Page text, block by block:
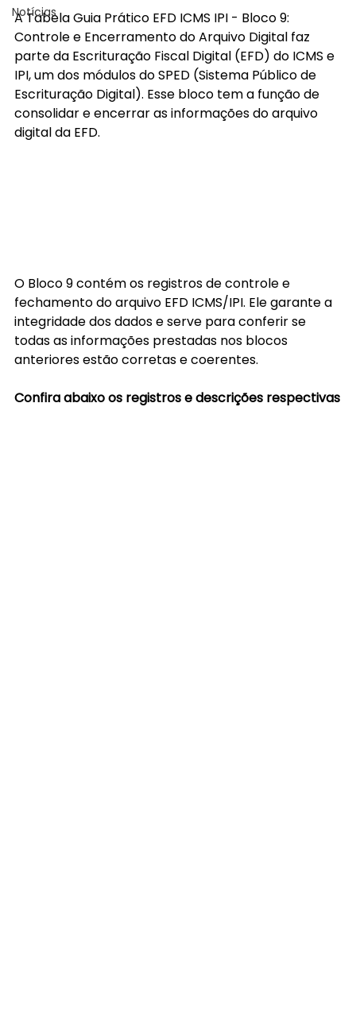
Notícias
A Tabela Guia Prático EFD ICMS IPI - Bloco 9:
Controle e Encerramento do Arquivo Digital faz
parte da Escrituração Fiscal Digital (EFD) do ICMS e
IPI, um dos módulos do SPED (Sistema Público de
Escrituração Digital). Esse bloco tem a função de
consolidar e encerrar as informações do arquivo
digital da EFD.
O Bloco 9 contém os registros de controle e
fechamento do arquivo EFD ICMS/IPI. Ele garante a
integridade dos dados e serve para conferir se
todas as informações prestadas nos blocos
anteriores estão corretas e coerentes.
Confira abaixo os registros e descrições respectivas